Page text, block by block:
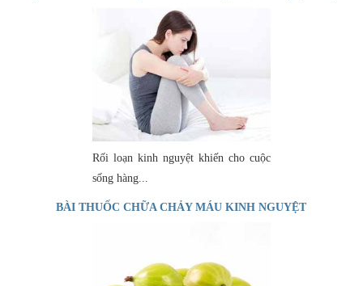
CHỨNG
Rối loạn kinh nguyệt khiến cho cuộc
sống hàng...
BÀI THUỐC CHỮA CHẢY MÁU KINH NGUYỆT